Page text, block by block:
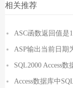
相关推荐
ASC函数返回值是
ASP输出当前日期
SQL2000 Access
Access数据库中